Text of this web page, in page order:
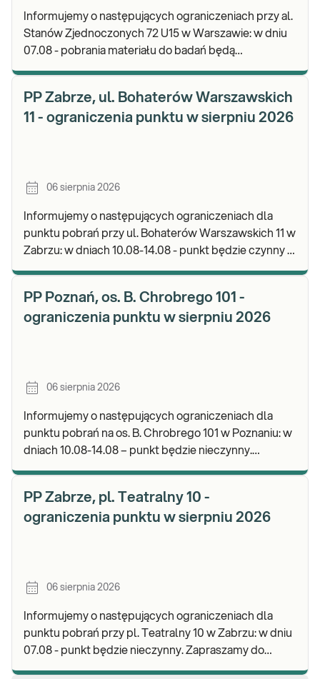
Informujemy o następujących ograniczeniach przy al.
Stanów Zjednoczonych 72 U15 w Warszawie: w dniu
07.08 - pobrania materiału do badań będą
PP Zabrze, ul. Bohaterów Warszawskich
11 - ograniczenia punktu w sierpniu 2026
06 sierpnia 2026
Informujemy o następujących ograniczeniach dla
punktu pobrań przy ul. Bohaterów Warszawskich 11 w
Zabrzu: w dniach 10.08-14.08 - punkt będzie czynny w
PP Poznań, os. B. Chrobrego 101 -
ograniczenia punktu w sierpniu 2026
06 sierpnia 2026
Informujemy o następujących ograniczeniach dla
punktu pobrań na os. B. Chrobrego 101 w Poznaniu: w
dniach 10.08-14.08 – punkt będzie nieczynny.
PP Zabrze, pl. Teatralny 10 -
ograniczenia punktu w sierpniu 2026
06 sierpnia 2026
Informujemy o następujących ograniczeniach dla
punktu pobrań przy pl. Teatralny 10 w Zabrzu: w dniu
07.08 - punkt będzie nieczynny. Zapraszamy do